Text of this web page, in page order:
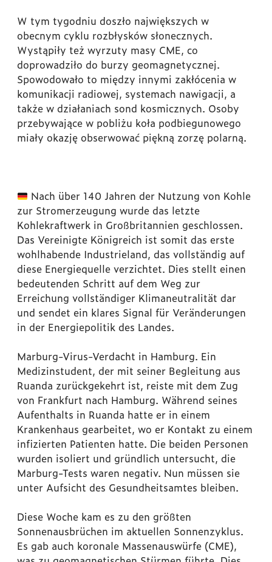
W tym tygodniu doszło największych w
obecnym cyklu rozbłysków słonecznych.
Wystąpiły też wyrzuty masy CME, co
doprowadziło do burzy geomagnetycznej.
Spowodowało to między innymi zakłócenia w
komunikacji radiowej, systemach nawigacji, a
także w działaniach sond kosmicznych. Osoby
przebywające w pobliżu koła podbiegunowego
miały okazję obserwować piękną zorzę polarną.
Nach über 140 Jahren der Nutzung von Kohle
zur Stromerzeugung wurde das letzte
Kohlekraftwerk in Großbritannien geschlossen.
Das Vereinigte Königreich ist somit das erste
wohlhabende Industrieland, das vollständig auf
diese Energiequelle verzichtet. Dies stellt einen
bedeutenden Schritt auf dem Weg zur
Erreichung vollständiger Klimaneutralität dar
und sendet ein klares Signal für Veränderungen
in der Energiepolitik des Landes.
Marburg-Virus-Verdacht in Hamburg. Ein
Medizinstudent, der mit seiner Begleitung aus
Ruanda zurückgekehrt ist, reiste mit dem Zug
von Frankfurt nach Hamburg. Während seines
Aufenthalts in Ruanda hatte er in einem
Krankenhaus gearbeitet, wo er Kontakt zu einem
infizierten Patienten hatte. Die beiden Personen
wurden isoliert und gründlich untersucht, die
Marburg-Tests waren negativ. Nun müssen sie
unter Aufsicht des Gesundheitsamtes bleiben.
Diese Woche kam es zu den größten
Sonnenausbrüchen im aktuellen Sonnenzyklus.
Es gab auch koronale Massenauswürfe (CME),